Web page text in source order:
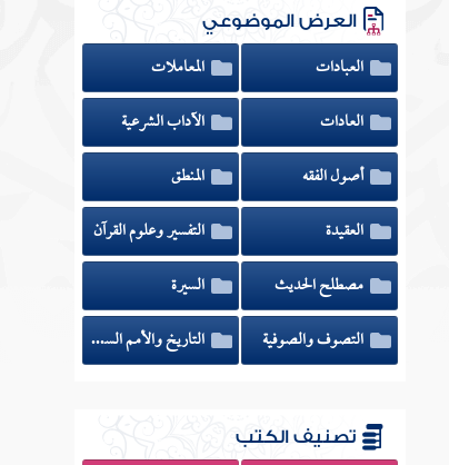
العرض الموضوعي
العبادات
المعاملات
العادات
الآداب الشرعية
أصول الفقه
المنطق
العقيدة
التفسير وعلوم القرآن
مصطلح الحديث
السيرة
التصوف والصوفية
التاريخ والأمم السابقة
تصنيف الكتب